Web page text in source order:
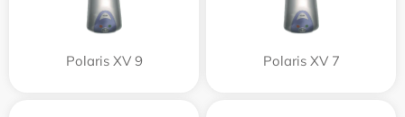
Polaris XV 9 Polaris XV 7